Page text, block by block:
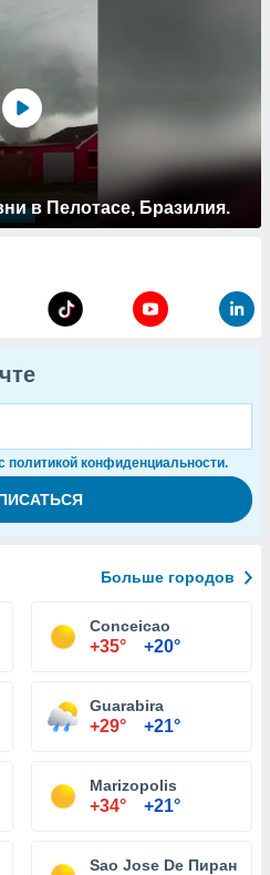
в Пелотасе, Бразилия.
политикой конфиденциальности.
Больше городов
Conceicao
+35° +20°
Guarabira
+29° +21°
Marizopolis
+34° +21°
Sao Jose De Пираньи